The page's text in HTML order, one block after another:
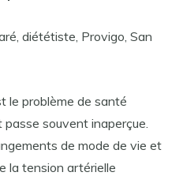
diététiste, Provigo, San
le problème de santé
souvent inaperçue.
de mode de vie et
la tension artérielle